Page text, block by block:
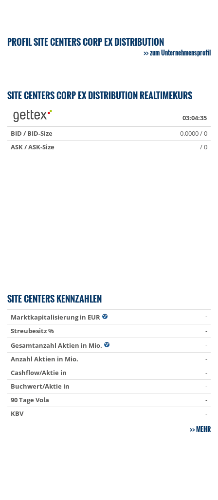
PROFIL SITE CENTERS CORP EX DISTRIBUTION
zum Unternehmensprofil
SITE CENTERS CORP EX DISTRIBUTION REALTIMEKURS
03:04:35
BID / BID-Size
0.0000 / 0
ASK / ASK-Size
/ 0
SITE CENTERS KENNZAHLEN
Marktkapitalisierung in EUR
-
Streubesitz %
-
Gesamtanzahl Aktien in Mio.
-
Anzahl Aktien in Mio.
-
Cashflow/Aktie in
-
Buchwert/Aktie in
-
90 Tage Vola
-
KBV
-
MEHR